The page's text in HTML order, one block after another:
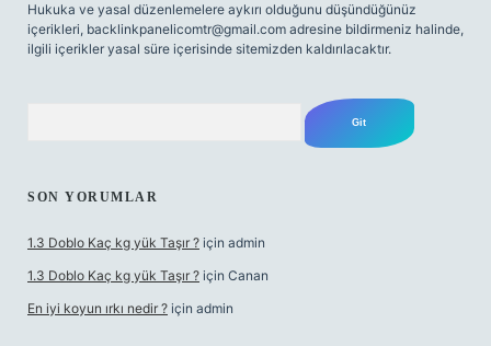
Hukuka ve yasal düzenlemelere aykırı olduğunu düşündüğünüz
içerikleri, backlinkpanelicomtr@gmail.com adresine bildirmeniz halinde,
ilgili içerikler yasal süre içerisinde sitemizden kaldırılacaktır.
SON YORUMLAR
1.3 Doblo Kaç kg yük Taşır ? için admin
1.3 Doblo Kaç kg yük Taşır ? için Canan
En iyi koyun ırkı nedir ? için admin